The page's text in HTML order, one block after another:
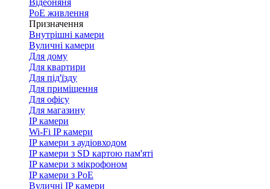
Відеоняня
PoE живлення
Призначення
Внутрішні камери
Вуличні камери
Для дому
Для квартири
Для під'їзду
Для приміщення
Для офісу
Для магазину
IP камери
Wi-Fi IP камери
IP камери з аудіовходом
IP камери з SD картою пам'яті
IP камери з мікрофоном
IP камери з PoE
Вуличні IP камери